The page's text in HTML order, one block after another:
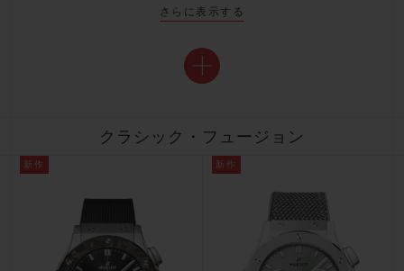
さらに表示する
クラシック・フュージョン
新作 新作